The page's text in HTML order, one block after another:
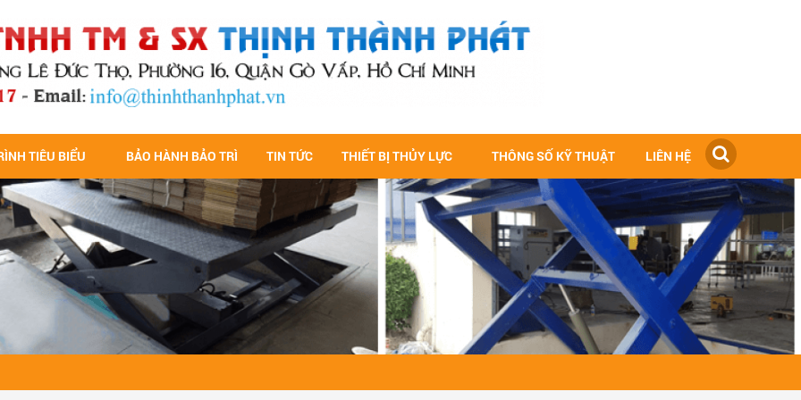
TIÊU BIỂU BẢO HÀNH BẢO TRÌ TIN TỨC THIẾT BỊ THỦY LỰC THÔNG SỐ KỸ THUẬT LIÊN HỆ